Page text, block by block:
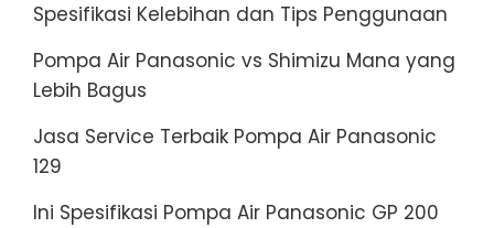
Spesifikasi Kelebihan dan Tips Penggunaan
Pompa Air Panasonic vs Shimizu Mana yang
Lebih Bagus
Jasa Service Terbaik Pompa Air Panasonic
129
Ini Spesifikasi Pompa Air Panasonic GP 200